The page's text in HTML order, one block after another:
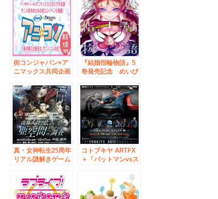
街コンジャパン×ア
ニマックス共同企画
月開催が決定！！
『結婚指輪物語』5
巻発売記念 めいび
6/24（土） 秋葉原・
書泉ブックタワーで
開催決定！
真・女神転生25周年
リアル謎解きゲーム
コトブキヤ ARTFX
＋「バットマンvsス
ティスの誕生」フィ
ギュアシリーズ発売
記念注目のDCコミ